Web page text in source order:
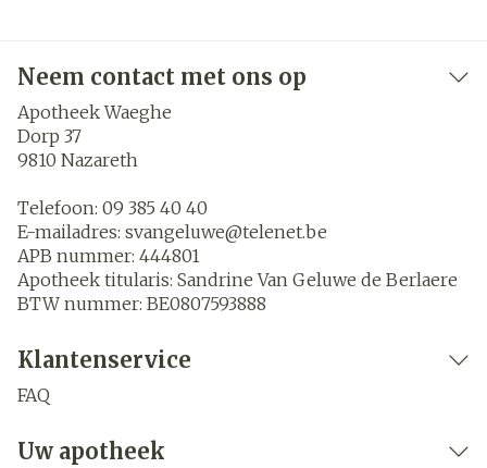
Neem contact met ons op
Apotheek Waeghe
Dorp 37
9810 Nazareth
Telefoon: 09 385 40 40
E-mailadres: svangeluwe@telenet.be
APB nummer: 444801
Apotheek titularis: Sandrine Van Geluwe de Berlaere
BTW nummer: BE0807593888
Klantenservice
FAQ
Uw apotheek